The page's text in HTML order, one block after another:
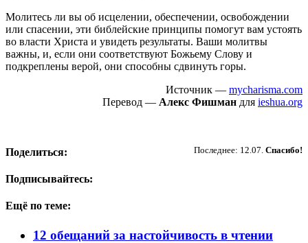
Молитесь ли вы об исцелении, обеспечении, освобождении
или спасении, эти библейские принципы помогут вам устоять
во власти Христа и увидеть результаты. Ваши молитвы
важны, и, если они соответствуют Божьему Слову и
подкреплены верой, они способны сдвинуть горы.
Источник — mycharisma.com
Перевод — Алекс Фишман для ieshua.org
Последнее: 12.07. Спасибо!
Поделиться:
Подписывайтесь:
Ещё по теме:
12 обещаний за настойчивость в чтении